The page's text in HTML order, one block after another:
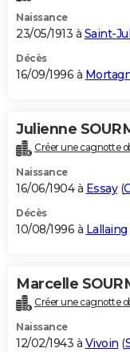
Naissance
23/05/1913 à Saint-
Décès
16/09/1996 à
Julienne
Créer une cagnotte
Naissance
16/06/1904 à Essay(
Décès
10/08/1996 à Lallaing
Marcelle
Créer une cagnotte
Naissance
12/02/1943 à Vivoin (